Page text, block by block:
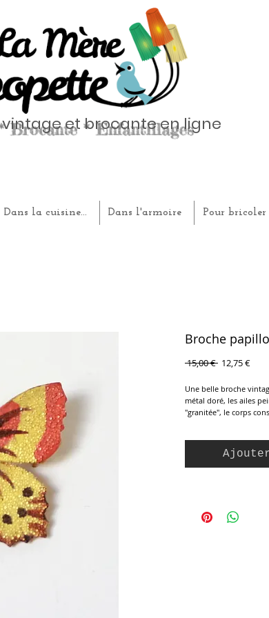
et brocante en ligne
Dans la cuisine... Dans l'armoire Pour bricoler
Broche
15,00 € Prix
12,75 €Prix
Une belle broche
métal doré, les ailes
"granitée", le corps